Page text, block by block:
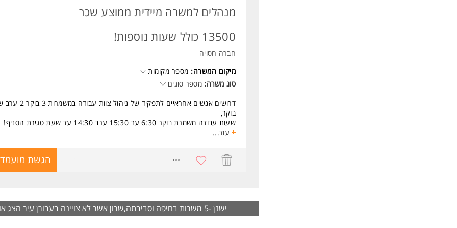
מנהלים למשרה מיידית ממוצע שכר
13500 כולל שעות נוספות!
חברה חסויה
מיקום המשרה: מספר מקומות
סוג משרה: מספר סוגים
דרושים אנשים אחראיים לתפקיד של ניהול
בוקר,
שעות עבודה משמרת בוקר 6:30 עד 15:30 ערב 14:30 עד שעת סגירת הסניף!
העבודה במשמרות נוחות ללא שבת ומוצאי שבת
ארוחות מסובסדות
עבודה טובה במקום טוב עם אופציות לקידום בתוך החברה למשרה בחירה יותר!
ניידות חובה!
עמידה בזמנים!
עוד...
הגשת
ישנן -5 משרות בחיפה וסביבתה,שרון אשר לא צויינה בעבורן עיר הצג